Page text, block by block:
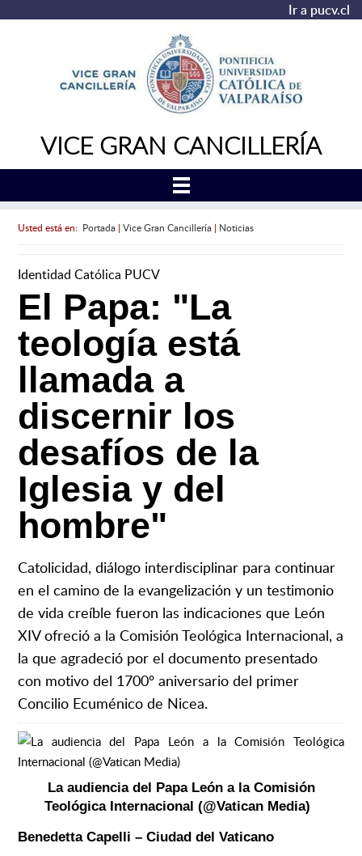
Ir a pucv.cl
VICE GRAN CANCILLERÍA
Usted está en: Portada| Vice Gran Cancillería| Noticias
Identidad Católica PUCV
El Papa: "La
teología está
llamada a
discernir los
desafíos de la
Iglesia y del
hombre"
Catolicidad, diálogo interdisciplinar para continuar
en el camino de la evangelización y un testimonio
de vida creíble fueron las indicaciones que León
XIV ofreció a la Comisión Teológica Internacional, a
la que agradeció por el documento presentado
con motivo del 1700º aniversario del primer
Concilio Ecuménico de Nicea.
La audiencia del Papa León a la Comisión
Teológica Internacional (@Vatican Media)
Benedetta Capelli – Ciudad del Vaticano